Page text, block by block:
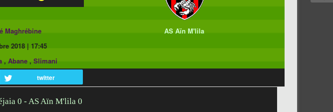
Maghrébine
AS Aïn M'lila
2018 | 17:45
, Abane, Slimani
twitter
0 - AS Aïn M'lila 0